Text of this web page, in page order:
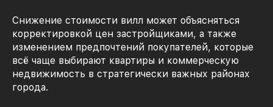
Снижение стоимости вилл может объясняться
корректировкой цен застройщиками, а также
изменением предпочтений покупателей, которые
всё чаще выбирают квартиры и коммерческую
недвижимость в стратегически важных районах
города.